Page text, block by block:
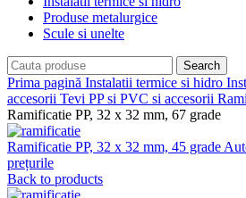
Produse metalurgice
Scule si unelte
Search
Prima pagină Instalatii termice si hidro
accesorii Tevi PP si PVC si accesorii
Ramificatie PP, 32 x 32 mm, 67 grade
Ramificatie PP, 32 x 32 mm, 45 grade
prețurile
Back to products